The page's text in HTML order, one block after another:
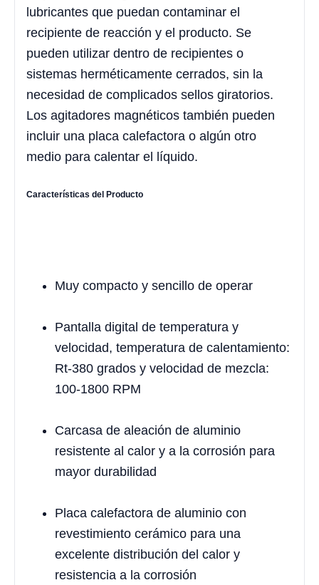
lubricantes que puedan contaminar el
recipiente de reacción y el producto. Se
pueden utilizar dentro de recipientes o
sistemas herméticamente cerrados, sin la
necesidad de complicados sellos giratorios.
Los agitadores magnéticos también pueden
incluir una placa calefactora o algún otro
medio para calentar el líquido.
Características del Producto
Muy compacto y sencillo de operar
Pantalla digital de temperatura y
velocidad, temperatura de calentamiento:
Rt-380 grados y velocidad de mezcla:
100-1800 RPM
Carcasa de aleación de aluminio
resistente al calor y a la corrosión para
mayor durabilidad
Placa calefactora de aluminio con
revestimiento cerámico para una
excelente distribución del calor y
resistencia a la corrosión